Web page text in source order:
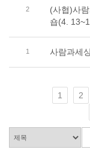
2
(사협)사
숍(4.
1 사람과세
1 2